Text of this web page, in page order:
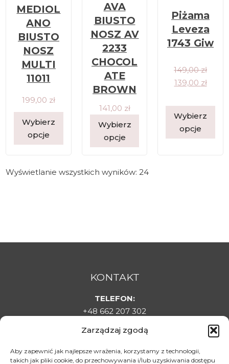
Zarządzaj zgodą
Aby zapewnić jak najlepsze wrażenia, korzystamy z technologii,
takich jak pliki cookie, do przechowywania i/lub uzyskiwania dostępu
MEDIOL
ANO
BIUSTO
NOSZ
MULTI
11011
199,00 zł
Wybierz
opcje
AVA
BIUSTO
NOSZ AV
2233
CHOCOL
ATE
BROWN
141,00 zł
Wybierz
opcje
Piżama
Leveza
1743 Giw
149,00zł
139,00 zł
Wybierz
opcje
Wyświetlanie wszystkich wyników: 24
KONTAKT
TELEFON:
+48 662 207 302
sklepladyelin@gmail.com
ADRES: